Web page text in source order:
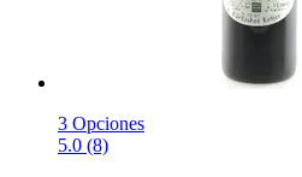
3 Opciones
5.0 (8)